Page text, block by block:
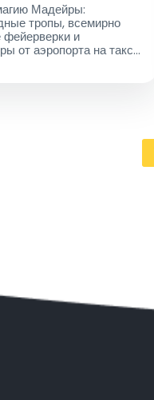
Мадейры:
тропы, всемирно
фейерверки и
от аэропорта на такси